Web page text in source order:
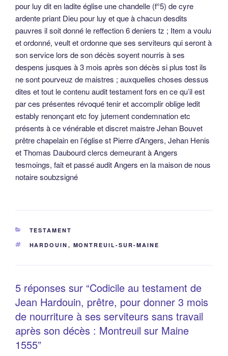
pour luy dit en ladite église une chandelle (f°5) de cyre
ardente priant Dieu pour luy et que à chacun desdits
pauvres il soit donné le reffection 6 deniers tz ; Item a voulu
et ordonné, veult et ordonne que ses serviteurs qui seront à
son service lors de son décès soyent nourris à ses
despens jusques à 3 mois après son décès si plus tost ils
ne sont pourveuz de maistres ; auxquelles choses dessus
dites et tout le contenu audit testament fors en ce qu’il est
par ces présentes révoqué tenir et accomplir oblige ledit
estably renonçant etc foy jutement condemnation etc
présents à ce vénérable et discret maistre Jehan Bouvet
prêtre chapelain en l’église st Pierre d’Angers, Jehan Henis
et Thomas Daubourd clercs demeurant à Angers
tesmoings, fait et passé audit Angers en la maison de nous
notaire soubzsigné
CATÉGORIES
TESTAMENT
ÉTIQUETTES
HARDOUIN , MONTREUIL-SUR-MAINE
5 réponses sur “Codicile au testament de
Jean Hardouin, prêtre, pour donner 3 mois
de nourriture à ses serviteurs sans travail
après son décès : Montreuil sur Maine
1555”